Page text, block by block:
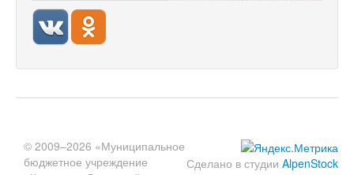
Сделано в студии AlpenStock
© 2009–2026 «Муниципальное
бюджетное учреждение